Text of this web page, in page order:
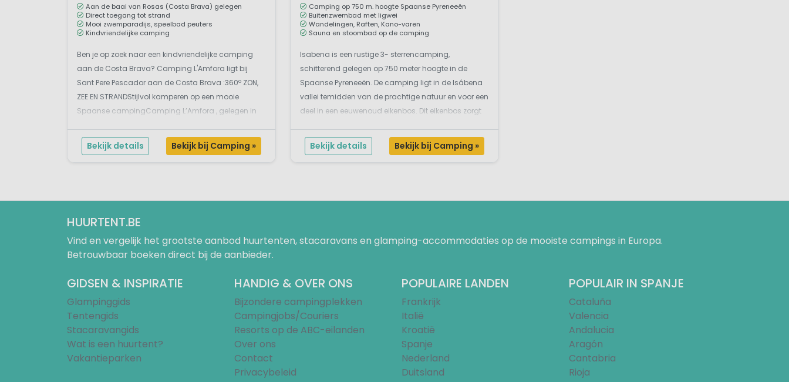
Aan de baai van Rosas (Costa Brava) gelegen
Direct toegang tot strand
Mooi zwemparadijs, speelbad peuters
Kindvriendelijke camping
Ben je op zoek naar een kindvriendelijke camping
aan de Costa Brava? Camping L'Amfora ligt bij
Sant Pere Pescador aan de Costa Brava :360º ZON,
ZEE EN STRANDStijlvol kamperen op een mooie
Spaanse campingCamping L’Amfora , gelegen in
kampeergasten van harte welkom. De
viersterrencamping in Catalon...
Bekijk details Bekijk bij Camping »
Camping op 750 m. hoogte Spaanse Pyreneeën
Buitenzwembad met ligwei
Wandelingen, Raften, Kano-varen
Sauna en stoombad op de camping
Isabena is een rustige 3- sterrencamping,
schitterend gelegen op 750 meter hoogte in de
Spaanse Pyreneeën. De camping ligt in de Isábena
vallei temidden van de prachtige natuur en voor een
deel in een eeuwenoud eikenbos. Dit eikenbos zorgt
de schaduw ligt. Als je toch behoefte aa...
Bekijk details Bekijk bij Camping »
HUURTENT.BE
Vind en vergelijk het grootste aanbod huurtenten, stacaravans en glamping-accommodaties op de mooiste campings in Europa.
Betrouwbaar boeken direct bij de aanbieder.
GIDSEN & INSPIRATIE
Glampinggids
Tentengids
Stacaravangids
Wat is een huurtent?
Vakantieparken
HANDIG & OVER ONS
Bijzondere campingplekken
Campingjobs/Couriers
Resorts op de ABC-eilanden
Over ons
Contact
Privacybeleid
POPULAIRE LANDEN
Frankrijk
Italië
Kroatië
Spanje
Nederland
Duitsland
POPULAIR IN SPANJE
Cataluña
Valencia
Andalucia
Aragón
Cantabria
Rioja